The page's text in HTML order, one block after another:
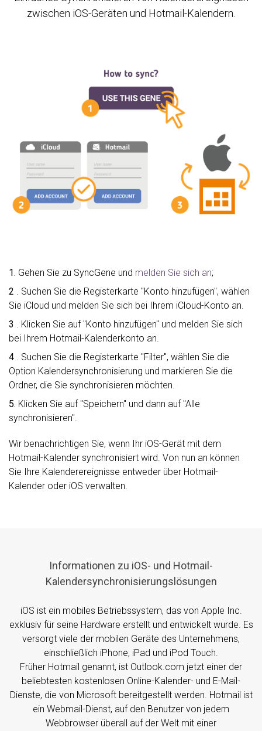
zwischen iOS-Geräten und Hotmail-Kalendern.
1. Gehen Sie zu SyncGene und melden Sie sich an;
2 . Suchen Sie die Registerkarte "Konto hinzufügen", wählen
Sie iCloud und melden Sie sich bei Ihrem iCloud-Konto an.
3 . Klicken Sie auf "Konto hinzufügen" und melden Sie sich
bei Ihrem Hotmail-Kalenderkonto an.
4 . Suchen Sie die Registerkarte "Filter", wählen Sie die
Option Kalendersynchronisierung und markieren Sie die
Ordner, die Sie synchronisieren möchten.
5. Klicken Sie auf "Speichern" und dann auf "Alle
synchronisieren".
Wir benachrichtigen Sie, wenn Ihr iOS-Gerät mit dem
Hotmail-Kalender synchronisiert wird. Von nun an können
Sie Ihre Kalenderereignisse entweder über Hotmail-
Kalender oder iOS verwalten.
Informationen zu iOS- und Hotmail-
Kalendersynchronisierungslösungen
iOS ist ein mobiles Betriebssystem, das von Apple Inc.
exklusiv für seine Hardware erstellt und entwickelt wurde. Es
versorgt viele der mobilen Geräte des Unternehmens,
einschließlich iPhone, iPad und iPod Touch.
Früher Hotmail genannt, ist Outlook.com jetzt einer der
beliebtesten kostenlosen Online-Kalender- und E-Mail-
Dienste, die von Microsoft bereitgestellt werden. Hotmail ist
ein Webmail-Dienst, auf den Benutzer von jedem
Webbrowser überall auf der Welt mit einer